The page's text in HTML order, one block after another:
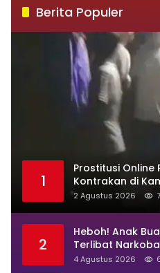
Berita Populer
1
Prostitusi Online
Kontrakan di
Jadi Sarang
2 Agustus 2026
2
Heboh! Anak
Terlibat
Buka Suara
4 Agustus 2026